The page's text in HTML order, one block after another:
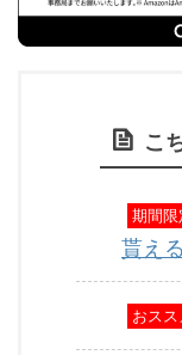
こ
期間限
貰え
おスス